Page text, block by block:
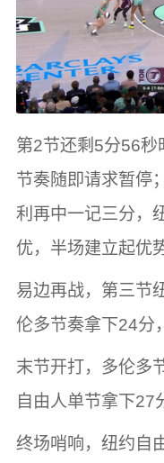
第2节还剩5分56秒
节奏随即请求暂停
利再中一记三分，
优，半场建立起优
易边再战，第三节
伦多节奏拿下24分
末节开打，多伦多
自由人单节拿下27
终场哨响，纽约自